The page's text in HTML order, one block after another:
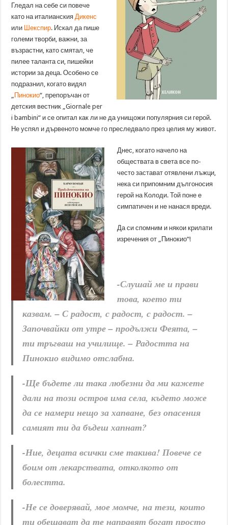
Гледал на себе си повече
като на италианскияДикенс
или Шекспир. Искал да пише
големи творби, важни, за
възрастни, като смятал, че
пилее таланта си, пишейки
истории за деца. Особено се
подразнил, когато видял
„ Пинокио“, препоръчан от
детския вестник „Giornale per
i bambini“ и се опитал как ли не да унищожи популярния си герой.
Не успял и дървеното момче го преследвало през целия му живот.
Днес, когато начело на
обществата в света все по-
често застават отявлени лъжци,
нека си припомним дългоносия
герой на Колоди. Той поне е
симпатичен и не нанася вреди.
Да си спомним и някои крилати
изречения от „Пинокио“!
-Слушай ме и прави
това, което ти
казвам. – С радост, с радост, с радост. –
Започвайки от утре – продължи Феята, –
ти тръгваш на училище. – Радостта на
Пинокио видимо отслабна.
-Ще бъдете ли така любезни да ми кажете
дали на този остров има села, където може
да се намери нещо за хапване, без опасения
самият ти да бъдеш хапнат?
-Ние, децата всички сме такива! Повече се
боим от лекарствата, отколкото от
болестта.
-Не се доверявай, мое момче, на тези, които
ти обещават да те направят богат просто